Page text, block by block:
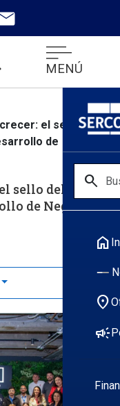
MENÚ
search
home
location_on
campaign
el sello del
de
sello del primer
de Negocios